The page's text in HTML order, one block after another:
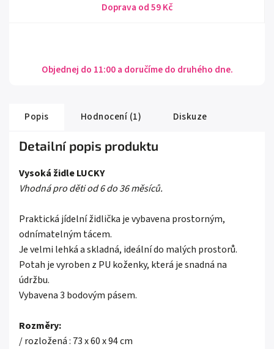
Doprava od 59 Kč
Objednej do 11:00 a doručíme do druhého dne.
Popis Hodnocení (1) Diskuze
Detailní popis produktu
Vysoká židle LUCKY
Vhodná pro děti od 6 do 36 měsíců.
Praktická jídelní židlička je vybavena prostorným,
odnímatelným tácem.
Je velmi lehká a skladná, ideální do malých prostorů.
Potah je vyroben z PU koženky, která je snadná na
údržbu.
Vybavena 3 bodovým pásem.
Rozměry:
/ rozložená : 73 x 60 x 94 cm